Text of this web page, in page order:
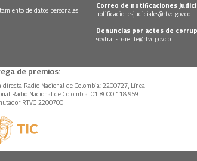
de datos personales
Correo de notificaciones
notificacionesjudiciales@rtvc.gov.co
Denuncias por actos de
soytransparente@rtvc.gov.co
de premios:
directa Radio Nacional de Colombia: 2200727, Línea
Radio Nacional de Colombia: 01 8000 118 959.
RTVC 2200700